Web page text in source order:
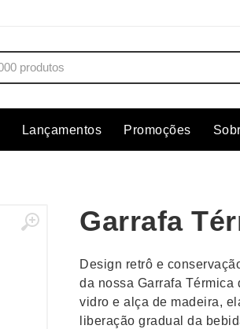
Cuidados Pessoais
Esporte e Jogos
Fones de
Kit
Kit Queijo
Lançamentos Promoções
Garrafa
Design retrô e
da nossa Garrafa
vidro e alça de madeira,
liberação gradual da